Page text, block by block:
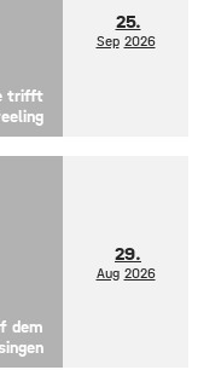
trifft
25.
Sep 2026
dem
29.
Aug 2026